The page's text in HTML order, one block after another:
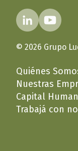
© 2026 Grupo
Quiénes
Nuestras
Capital
Trabajá con